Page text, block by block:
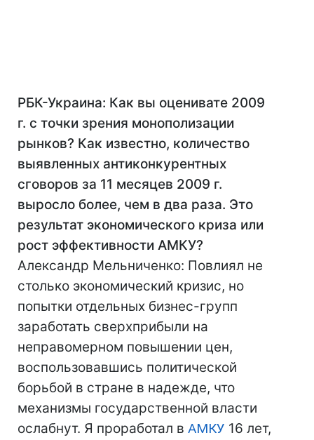
РБК-Украина: Как вы оценивате 2009
г. с точки зрения монополизации
рынков? Как известно, количество
выявленных антиконкурентных
сговоров за 11 месяцев 2009 г.
выросло более, чем в два раза. Это
результат экономического криза или
рост эффективности АМКУ?
Александр Мельниченко: Повлиял не
столько экономический кризис, но
попытки отдельных бизнес-групп
заработать сверхприбыли на
неправомерном повышении цен,
воспользовавшись политической
борьбой в стране в надежде, что
механизмы государственной власти
ослабнут. Я проработал в АМКУ 16 лет,